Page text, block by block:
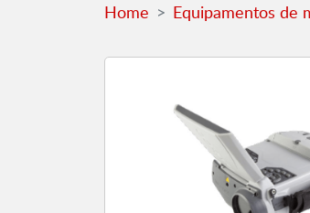
Home Equipamentos de